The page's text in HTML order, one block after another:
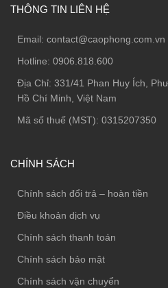
THÔNG TIN LIÊN HỆ
Email: contact@caophong.com.vn
Hotline: 0906.818.600
Địa Chỉ: 331/41 Phan Huy Ích,
Hồ Chí Minh, Việt Nam
Mã số thuế (MST): 0315207350
CHÍNH SÁCH
Chính sách đổi trả – hoàn tiền
Điều khoản dịch vụ
Chính sách thanh toán
Chính sách bảo mật
Chính sách vận chuyển